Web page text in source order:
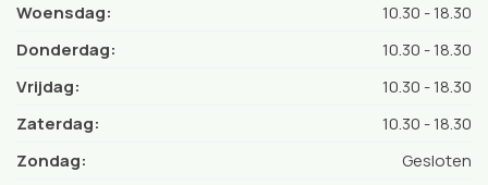
Woensdag:
10.30 - 18.30
Donderdag:
10.30 - 18.30
Vrijdag:
10.30 - 18.30
Zaterdag:
10.30 - 18.30
Zondag:
Gesloten